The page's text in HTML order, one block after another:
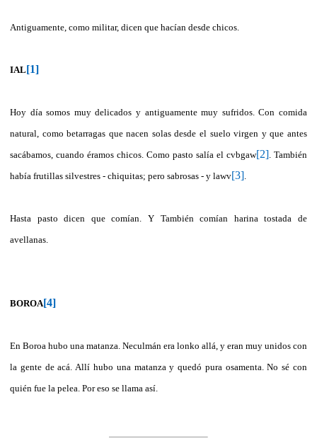
Antiguamente, como militar, dicen que hacían desde chicos.
IAL[1]
Hoy día somos muy delicados y antiguamente muy sufridos. Con comida
natural, como betarragas que nacen solas desde el suelo virgen y que antes
sacábamos, cuando éramos chicos. Como pasto salía el cvbgaw[2] . También
había frutillas silvestres - chiquitas; pero sabrosas - y lawv[3]
Hasta pasto dicen que comían. Y También comían harina tostada de
avellanas.
BOROA[4]
En Boroa hubo una matanza. Neculmán era lonko allá, y eran muy unidos con
la gente de acá. Allí hubo una matanza y quedó pura osamenta. No sé con
quién fue la pelea. Por eso se llama así.